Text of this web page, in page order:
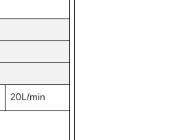
20L/min